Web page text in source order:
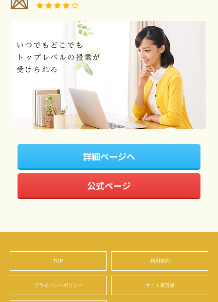
詳細ページへ
公式ページ
TOP 利用規約
プライバシーポリシー サイト運営者